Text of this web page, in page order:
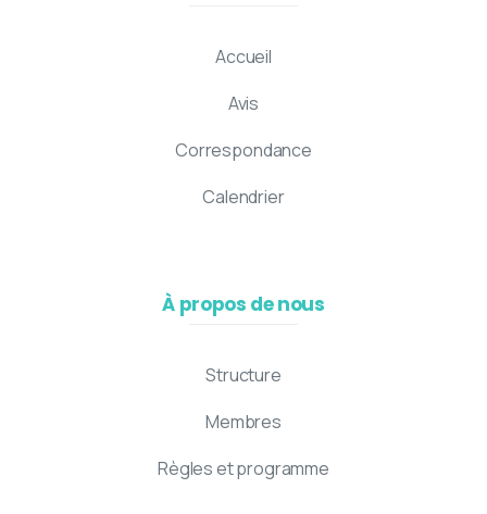
Accueil
Avis
Correspondance
Calendrier
À propos de nous
Structure
Membres
Règles et programme